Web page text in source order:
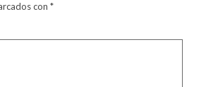
con *